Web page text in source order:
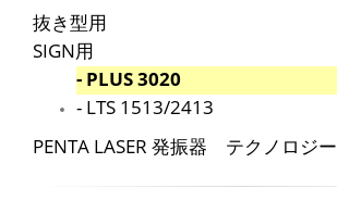
抜き型用
SIGN用
- PLUS 3020
- LTS 1513/2413
PENTA LASER 発振器 テクノロジー